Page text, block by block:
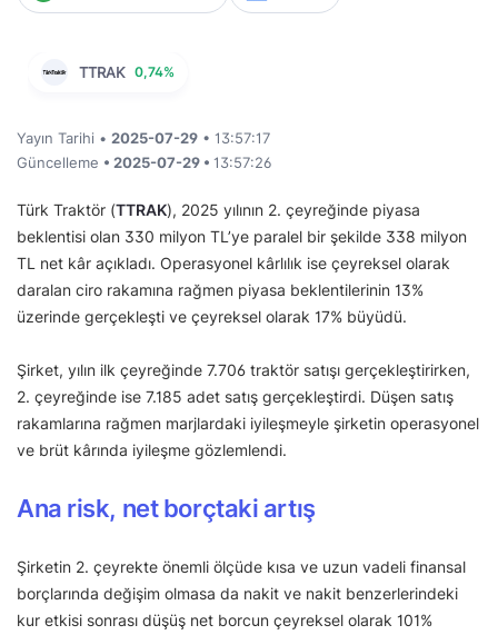
TTRAK 0,74%
Yayın Tarihi • 2025-07-29 • 13:57:17
Güncelleme • 2025-07-29 • 13:57:26
Türk Traktör (TTRAK), 2025 yılının 2. çeyreğinde piyasa
beklentisi olan 330 milyon TL’ye paralel bir şekilde 338 milyon
TL net kâr açıkladı. Operasyonel kârlılık ise çeyreksel olarak
daralan ciro rakamına rağmen piyasa beklentilerinin 13%
üzerinde gerçekleşti ve çeyreksel olarak 17% büyüdü.
Şirket, yılın ilk çeyreğinde 7.706 traktör satışı gerçekleştirirken,
2. çeyreğinde ise 7.185 adet satış gerçekleştirdi. Düşen satış
rakamlarına rağmen marjlardaki iyileşmeyle şirketin operasyonel
ve brüt kârında iyileşme gözlemlendi.
Ana risk, net borçtaki artış
Şirketin 2. çeyrekte önemli ölçüde kısa ve uzun vadeli finansal
borçlarında değişim olmasa da nakit ve nakit benzerlerindeki
kur etkisi sonrası düşüş net borcun çeyreksel olarak 101%